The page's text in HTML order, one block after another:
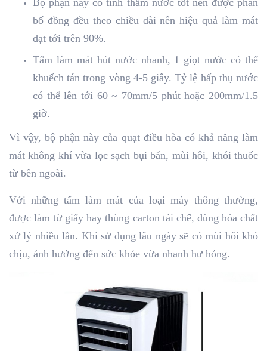
Bộ phận này có tính thấm nước tốt nên được phân
bố đồng đều theo chiều dài nên hiệu quả làm mát
đạt tới trên 90%.
Tấm làm mát hút nước nhanh, 1 giọt nước có thể
khuếch tán trong vòng 4-5 giây. Tỷ lệ hấp thụ nước
có thể lên tới 60 ~ 70mm/5 phút hoặc 200mm/1.5
giờ.
Vì vậy, bộ phận này của quạt điều hòa có khả năng làm
mát không khí vừa lọc sạch bụi bẩn, mùi hôi, khói thuốc
từ bên ngoài.
Với những tấm làm mát của loại máy thông thường,
được làm từ giấy hay thùng carton tái chế, dùng hóa chất
xử lý nhiều lần. Khi sử dụng lâu ngày sẽ có mùi hôi khó
chịu, ảnh hưởng đến sức khỏe vừa nhanh hư hỏng.